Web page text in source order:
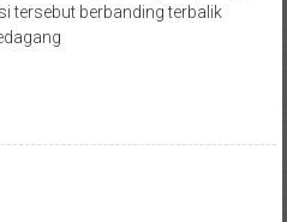
tersebut berbanding terbalik